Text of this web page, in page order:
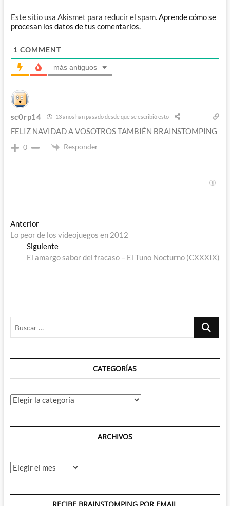
Este sitio usa Akismet para reducir el spam.Aprende cómo se
procesan los datos de tus comentarios.
1 COMMENT
más antiguos
sc0rp14 13 años han pasado desde que se escribió esto
FELIZ NAVIDAD A VOSOTROS TAMBIÉN BRAINSTOMPING
0 Responder
Navegación
de
entradas
AnteriorEntrada
anterior:
Lo peor de los videojuegos en 2012
SiguienteEntrada
siguiente:
El amargo sabor del fracaso – El Tuno Nocturno (CXXXIX)
Buscar
CATEGORÍAS
Categorías
ARCHIVOS
Archivos